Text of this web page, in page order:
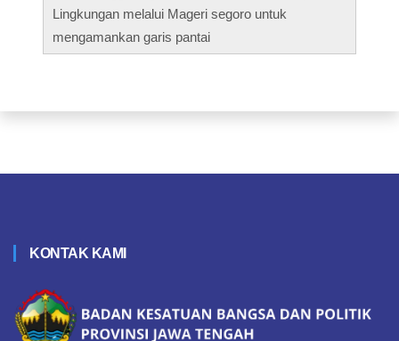
Lingkungan melalui Mageri segoro untuk
mengamankan garis pantai
KONTAK KAMI